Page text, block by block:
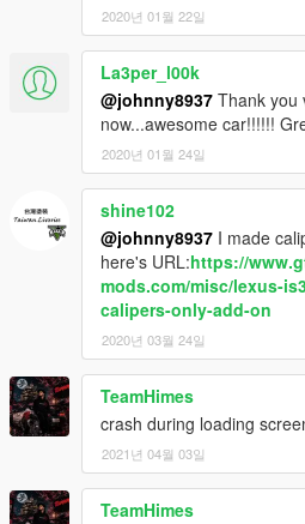
2020년 01월 22일
La3per_l00k
@johnny8937 Thank you
now...awesome car!!!!!!
2020년 01월 24일
shine102
@johnny8937 I made
here's URL:https://
mods.com/misc/lexus-
calipers-only-add-on
2020년 03월 24일
TeamHimes
crash during loading
2021년 04월 03일
TeamHimes